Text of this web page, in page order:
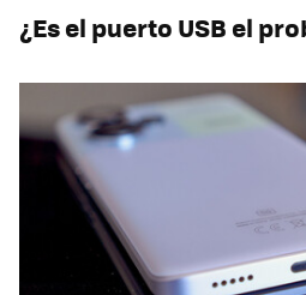
¿Es el puerto USB el